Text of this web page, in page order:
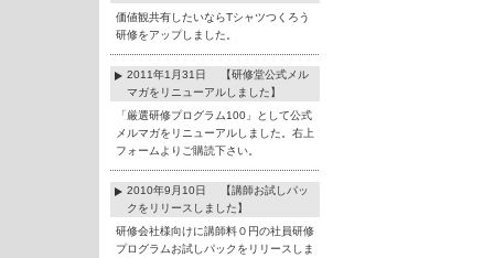
価値観共有したいならTシャツつくろう
研修をアップしました。
2011年1月31日 【研修堂公式メル
マガをリニューアルしました】
「厳選研修プログラム100」として公式
メルマガをリニューアルしました。右上
フォームよりご購読下さい。
2010年9月10日 【講師お試しパッ
クをリリースしました】
研修会社様向けに講師料０円の社員研修
プログラムお試しパックをリリースしま